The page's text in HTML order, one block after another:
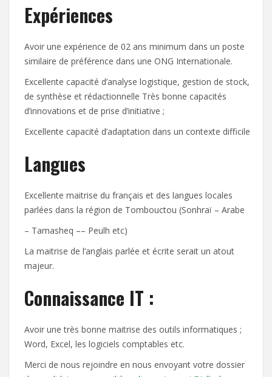
Expériences
Avoir une expérience de 02 ans minimum dans un poste
similaire de préférence dans une ONG Internationale.
Excellente capacité d’analyse logistique, gestion de stock,
de synthèse et rédactionnelle Très bonne capacités
d’innovations et de prise d’initiative ;
Excellente capacité d’adaptation dans un contexte difficile
Langues
Excellente maitrise du français et des langues locales
parlées dans la région de Tombouctou (Sonhraï – Arabe
– Tamasheq –– Peulh etc)
La maitrise de l’anglais parlée et écrite serait un atout
majeur.
Connaissance IT :
Avoir une très bonne maitrise des outils informatiques ;
Word, Excel, les logiciels comptables etc.
Merci de nous rejoindre en nous envoyant votre dossier